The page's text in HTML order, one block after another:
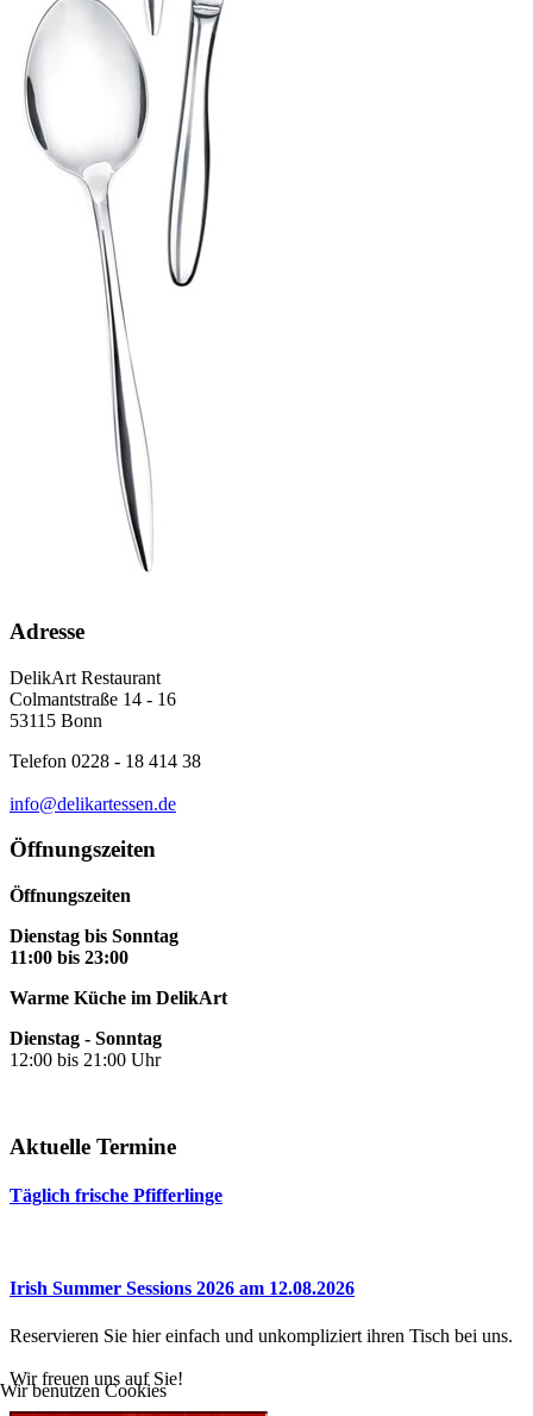
Adresse
DelikArt Restaurant
Colmantstraße 14 - 16
53115 Bonn
Telefon 0228 - 18 414 38
info@delikartessen.de
Öffnungszeiten
Öffnungszeiten
Dienstag bis Sonntag
11:00 bis 23:00
Warme Küche im DelikArt
Dienstag - Sonntag
12:00 bis 21:00 Uhr
Aktuelle Termine
Täglich frische Pfifferlinge
Irish Summer Sessions 2026 am 12.08.2026
Reservieren Sie hier einfach und unkompliziert ihren Tisch bei uns.
Wir freuen uns auf Sie!
Wir benutzen Cookies